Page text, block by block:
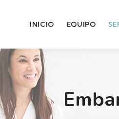
INICIO EQUIPO